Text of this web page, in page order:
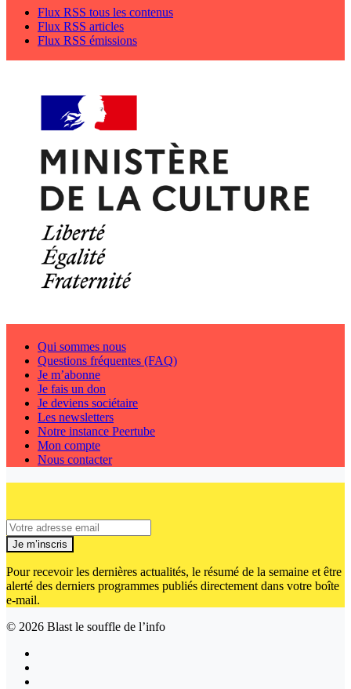
Flux RSS tous les contenus
Flux RSS articles
Flux RSS émissions
Qui sommes nous
Questions fréquentes (FAQ)
Je m’abonne
Je fais un don
Je deviens sociétaire
Les newsletters
Notre instance Peertube
Mon compte
Nous contacter
Je m’inscris
Pour recevoir les dernières actualités, le résumé de la semaine et être
alerté des derniers programmes publiés directement dans votre boîte
e-mail.
© 2026 Blast le souffle de l’info